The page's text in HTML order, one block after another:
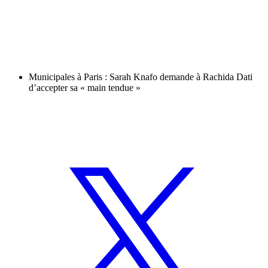
Municipales à Paris : Sarah Knafo demande à Rachida Dati
d’accepter sa « main tendue »